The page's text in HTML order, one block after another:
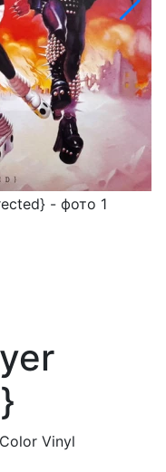
Vinyl